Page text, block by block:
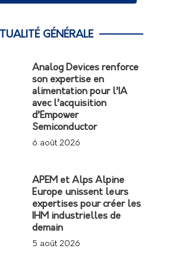
GÉNÉRALE
Analog Devices renforce
son expertise en
alimentation pour l’IA
avec l’acquisition
d’Empower
Semiconductor
6 août 2026
APEM et Alps Alpine
Europe unissent leurs
expertises pour créer les
IHM industrielles de
demain
5 août 2026